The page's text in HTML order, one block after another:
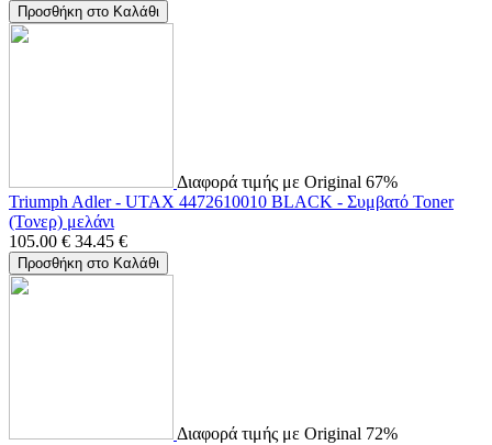
Προσθήκη στο Καλάθι
Διαφορά τιμής με Original 67%
Triumph Adler - UTAX 4472610010 BLACK - Συμβατό Toner
(Τονερ) μελάνι
105.00 € 34.45 €
Προσθήκη στο Καλάθι
Διαφορά τιμής με Original 72%